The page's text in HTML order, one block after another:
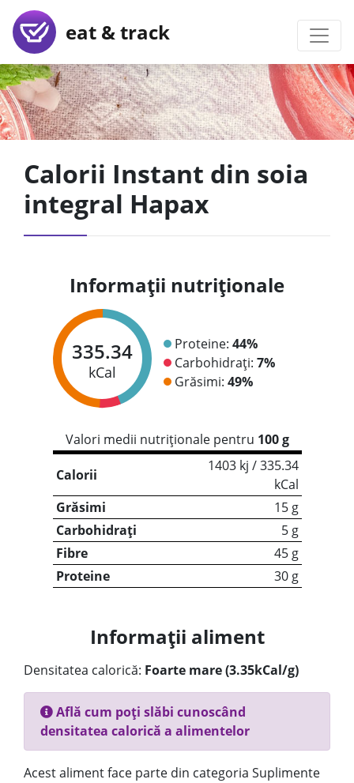
eat & track
Calorii Instant din soia
integral Hapax
Informații nutriționale
335.34
kCal
Proteine: 44%
Carbohidrați: 7%
Grăsimi: 49%
Valori medii nutriționale pentru 100 g
Calorii
1403 kj / 335.34
kCal
Grăsimi
15 g
Carbohidrați
5 g
Fibre
45 g
Proteine
30 g
Informații aliment
Densitatea calorică: Foarte mare (3.35kCal/g)
Află cum poți slăbi cunoscând
densitatea calorică a alimentelor
Acest aliment face parte din categoria Suplimente